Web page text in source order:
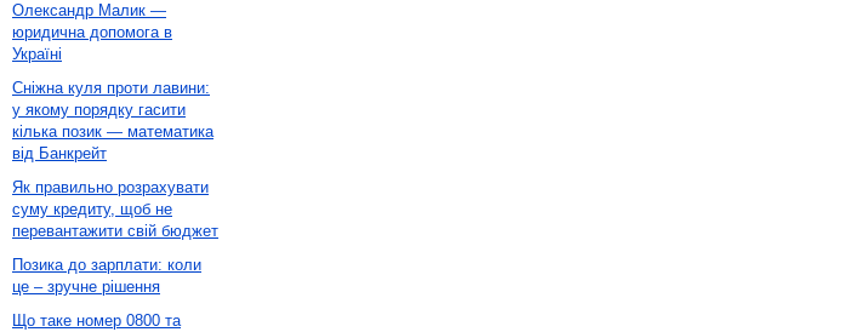
Олександр Малик —
юридична допомога в
Україні
Сніжна куля проти лавини:
у якому порядку гасити
кілька позик — математика
від Банкрейт
Як правильно розрахувати
суму кредиту, щоб не
перевантажити свій бюджет
Позика до зарплати: коли
це – зручне рішення
Що таке номер 0800 та